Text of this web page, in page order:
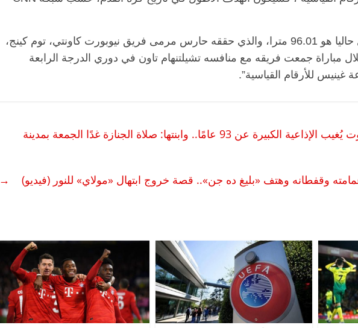
والرقم القياسي المسجل حاليا هو 96.01 مترا، والذي حققه حارس مرمى فريق نيوبورت كاونتي، توم كينج،
19 يناير عام 2021 خلال مباراة جمعت فريقه مع منافسه تشيلتنهام تاون في دوري الدرجة الرابعة
غينيس للأرقام القياسية”.
وداعًا أبلة فضيلة.. الموت يُغيب الإذاعية الكبيرة عن 93 عامًا.. وابنتها: صلاة الجنازة غدًا الجمعة بمدينة
وقفطانه وهتف «بليغ ده جن».. قصة خروج ابتهال «مولاي» للنور (فيديو)
→